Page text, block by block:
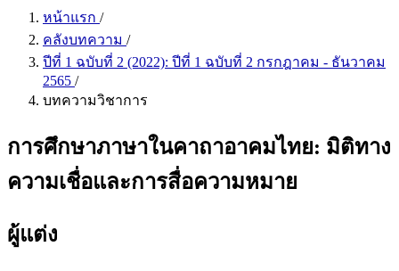
หน้าแรก /
คลังบทความ /
ปีที่ 1 ฉบับที่ 2 (2022): ปีที่ 1 ฉบับที่ 2 กรกฎาคม - ธันวาคม
2565 /
บทความวิชาการ
การศึกษาภาษาในคาถาอาคมไทย: มิติทาง
ความเชื่อและการสื่อความหมาย
ผู้แต่ง